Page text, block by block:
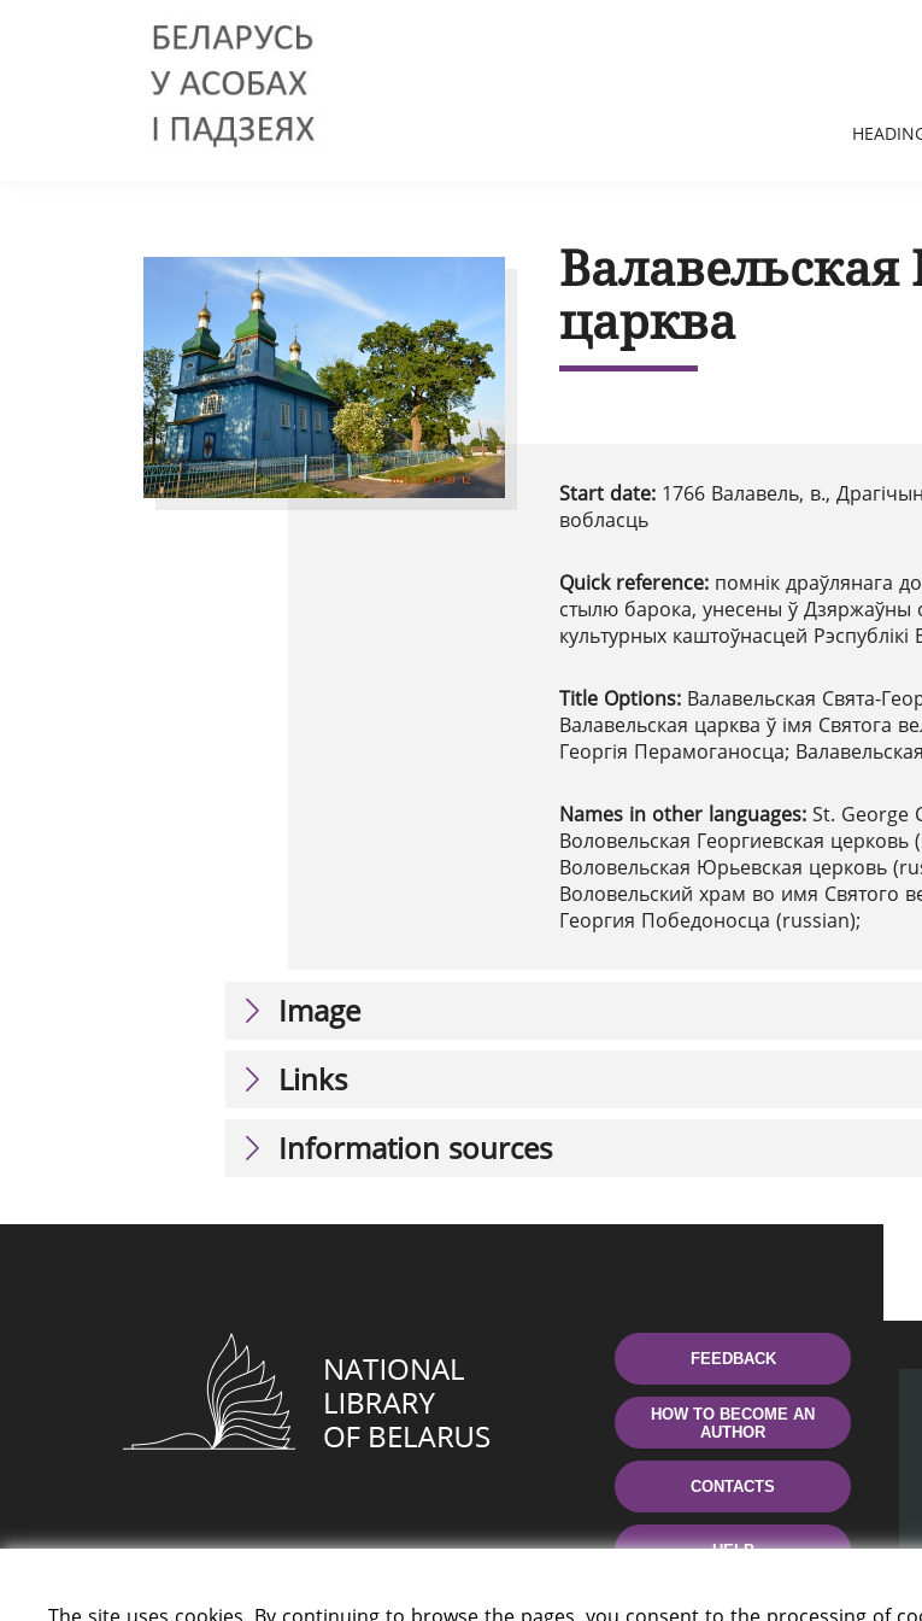
Валавельская
царква
Start date: 1766 Валавель, в.,
вобласць
Quick reference: помнік драўлянага
стылю барока, унесены ў Дзяржаўны
культурных каштоўнасцей Рэспублікі
Title Options: Валавельская Свята-
Валавельская царква ў імя Святога
Георгія Перамоганосца;
Names in other languages: St. George
Воловельская Георгиевская церковь
Воловельская Юрьевская церковь
Воловельский храм во имя Святого
Георгия Победоносца (russian);
Image
Links
Information sources
FEEDBACK
HOW TO BECOME AN
AUTHOR
CONTACTS
HELP
The site uses cookies. By continuing to browse the pages, you consent to the processing of